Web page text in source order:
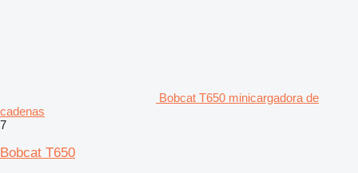
Bobcat T650 minicargadora de
cadenas
7
Bobcat T650